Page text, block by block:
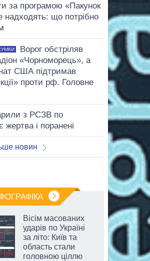
за програмою «Пакунок
надходять: що потрібно
Ворог обстріляв
«Чорноморець», а
США підтримав
проти рф. Головне
з РСЗВ по
жертва і поранені
новин
Вісім масованих
ударів по Україні
за літо: Київ та
область стали
головною ціллю